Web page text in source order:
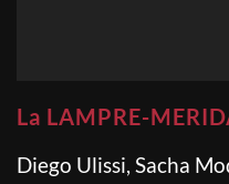
La LAMPRE-
Diego Ulissi, Sacha